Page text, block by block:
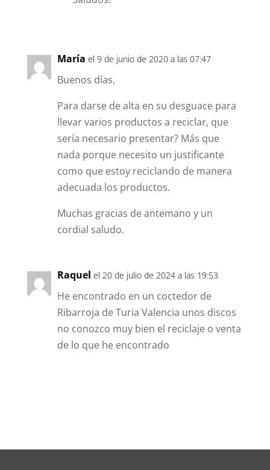
María el 9 de junio de 2020 a las 07:47
Buenos días,
Para darse de alta en su desguace para
llevar varios productos a reciclar, que
sería necesario presentar? Más que
nada porque necesito un justificante
como que estoy reciclando de manera
adecuada los productos.
Muchas gracias de antemano y un
cordial saludo.
Raquel el 20 de julio de 2024 a las 19:53
He encontrado en un coctedor de
Ribarroja de Turia Valencia unos discos
no conozco muy bien el reciclaje o venta
de lo que he encontrado